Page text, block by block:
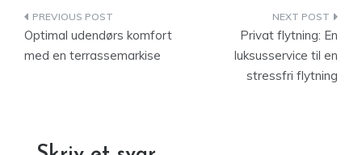
Indlægsnavigation
Optimal udendørs komfort
med en terrassemarkise
Privat flytning: En
luksusservice til en
stressfri flytning